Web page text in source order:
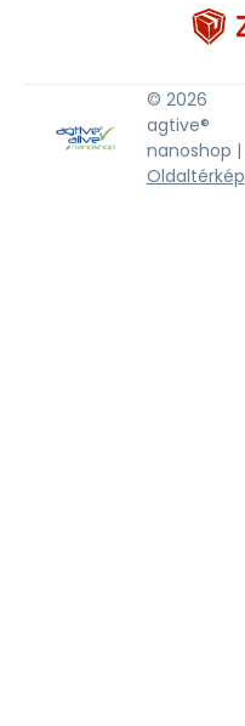
© 2026
agtive®
nanoshop |
Oldaltérkép